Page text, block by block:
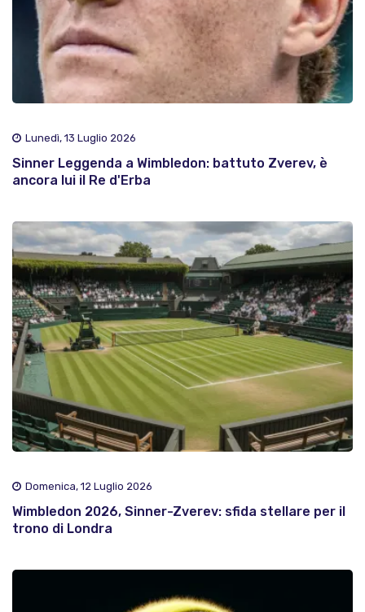
Lunedì, 13 Luglio 2026
Sinner Leggenda a Wimbledon: battuto Zverev, è
ancora lui il Re d'Erba
Domenica, 12 Luglio 2026
Wimbledon 2026, Sinner-Zverev: sfida stellare per il
trono di Londra